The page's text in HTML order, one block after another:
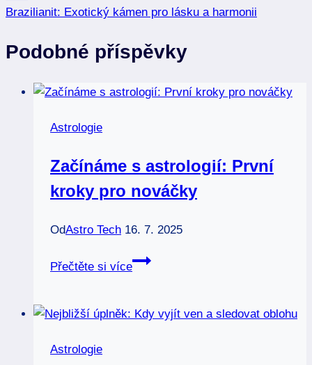
Brazilianit: Exotický kámen pro lásku a harmonii
Podobné příspěvky
Astrologie
Začínáme s astrologií: První
kroky pro nováčky
OdAstro Tech 16. 7. 2025
Přečtěte si více
Začínáme
První
Astrologie